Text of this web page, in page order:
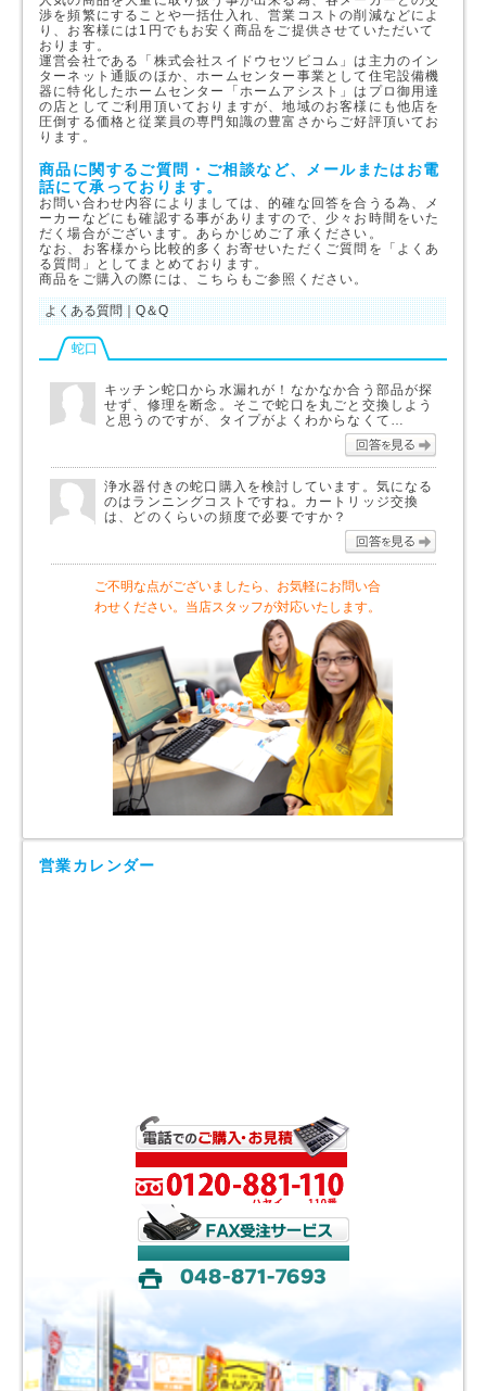
渉を頻繁にすることや一括仕入れ、営業コストの削減などによ
り、お客様には1円でもお安く商品をご提供させていただいて
おります。
運営会社である「株式会社スイドウセツビコム」は主力のイン
ターネット通販のほか、ホームセンター事業として住宅設備機
器に特化したホームセンター「ホームアシスト」はプロ御用達
の店としてご利用頂いておりますが、地域のお客様にも他店を
圧倒する価格と従業員の専門知識の豊富さからご好評頂いてお
ります。
商品に関するご質問・ご相談など、メールまたはお電
話にて承っております。
お問い合わせ内容によりましては、的確な回答を合うる為、メ
ーカーなどにも確認する事がありますので、少々お時間をいた
だく場合がございます。あらかじめご了承ください。
なお、お客様から比較的多くお寄せいただくご質問を「よくあ
る質問」としてまとめております。
商品をご購入の際には、こちらもご参照ください。
よくある質問｜Q＆Q
蛇口
キッチン蛇口から水漏れが！なかなか合う部品が探
せず、修理を断念。そこで蛇口を丸ごと交換しよう
と思うのですが、タイプがよくわからなくて…
浄水器付きの蛇口購入を検討しています。気になる
のはランニングコストですね。カートリッジ交換
は、どのくらいの頻度で必要ですか？
ご不明な点がございましたら、お気軽にお問い合
わせください。当店スタッフが対応いたします。
営業カレンダー